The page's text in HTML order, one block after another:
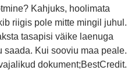
Kahjuks, hoolimata
riigis pole mitte mingil juhul.
tasapisi väike laenuga
saada. Kui sooviu maa peale.
dokument;BestCredit.